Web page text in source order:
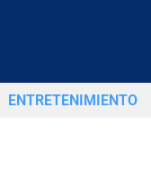
ENTRETENIMIENTO